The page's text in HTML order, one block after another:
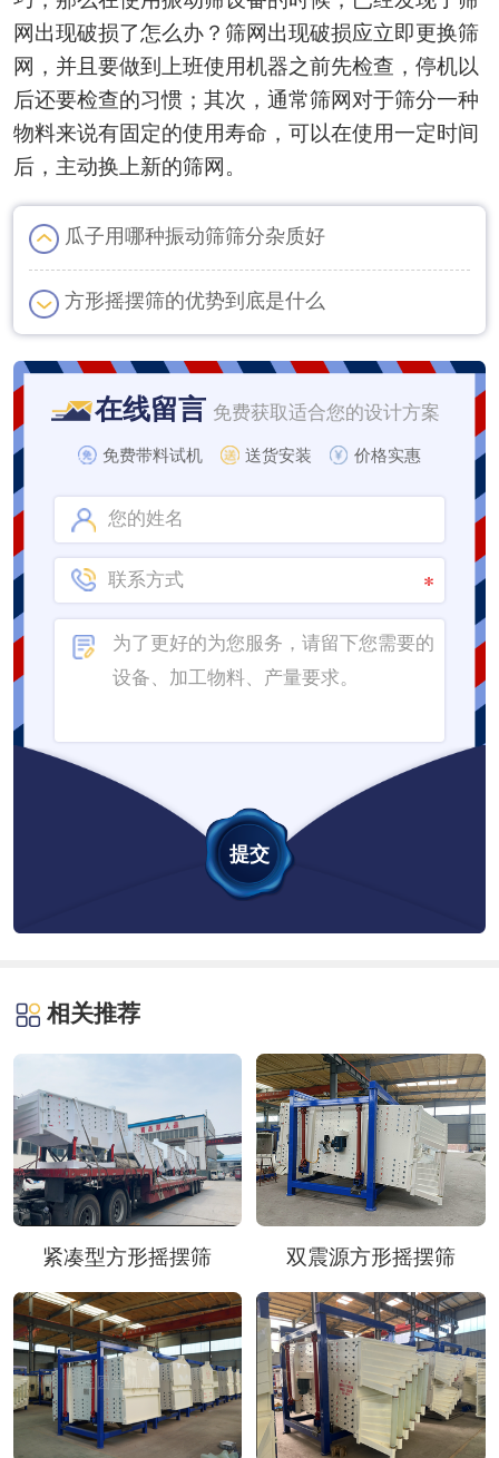
网出现破损了怎么办？筛网出现破损应立即更换筛
网，并且要做到上班使用机器之前先检查，停机以
后还要检查的习惯；其次，通常筛网对于筛分一种
物料来说有固定的使用寿命，可以在使用一定时间
后，主动换上新的筛网。
瓜子用哪种振动筛筛分杂质好
方形摇摆筛的优势到底是什么
在线留言 免费获取适合您的设计方案
免费带料试机 送货安装 价格实惠
相关推荐
紧凑型方形摇摆筛 双震源方形摇摆筛